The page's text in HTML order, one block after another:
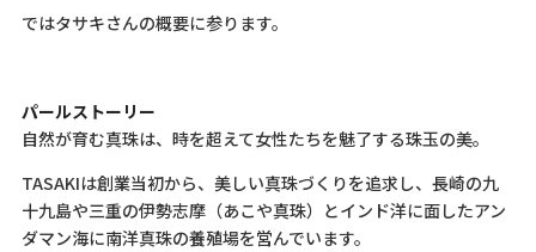
ではタサキさんの概要に参ります。
パールストーリー
自然が育む真珠は、時を超えて女性たちを魅了する珠玉の美。
TASAKIは創業当初から、美しい真珠づくりを追求し、長崎の九
十九島や三重の伊勢志摩（あこや真珠）とインド洋に面したアン
ダマン海に南洋真珠の養殖場を営んでいます。